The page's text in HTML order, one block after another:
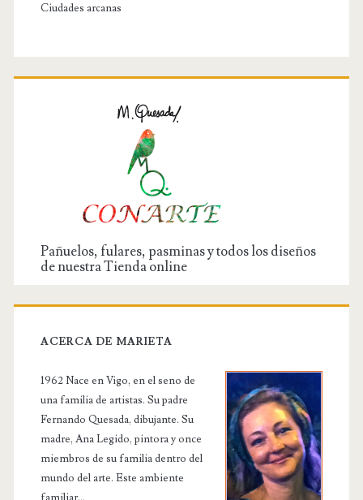
Ciudades arcanas
Pañuelos, fulares, pasminas y todos los diseños
de nuestra Tienda online
ACERCA DE MARIETA
1962 Nace en Vigo, en el seno de
una familia de artistas. Su padre
Fernando Quesada, dibujante. Su
madre, Ana Legido, pintora y once
miembros de su familia dentro del
mundo del arte. Este ambiente